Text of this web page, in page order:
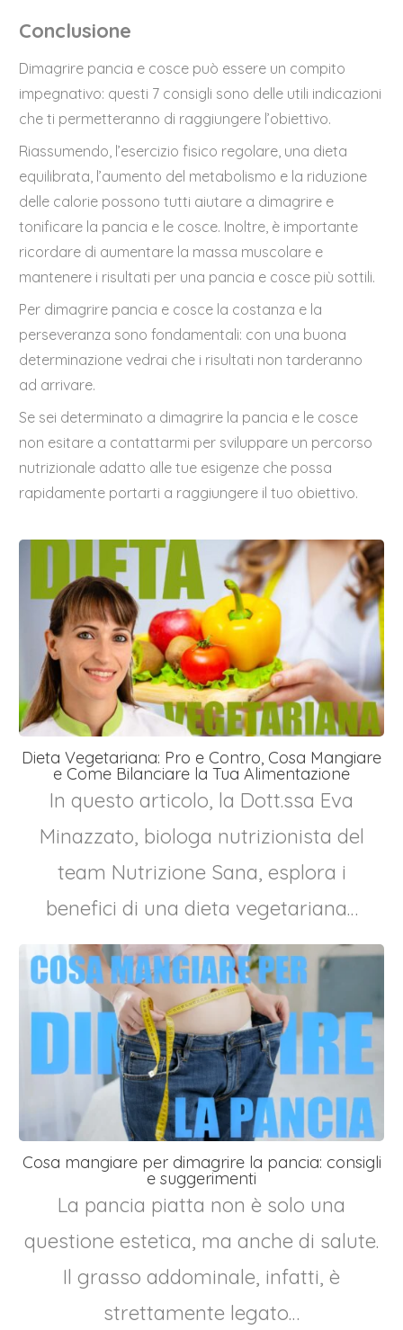
Conclusione
Dimagrire pancia e cosce può essere un compito
impegnativo: questi 7 consigli sono delle utili indicazioni
che ti permetteranno di raggiungere l’obiettivo.
Riassumendo, l’esercizio fisico regolare, una dieta
equilibrata, l’aumento del metabolismo e la riduzione
delle calorie possono tutti aiutare a dimagrire e
tonificare la pancia e le cosce. Inoltre, è importante
ricordare di aumentare la massa muscolare e
mantenere i risultati per una pancia e cosce più sottili.
Per dimagrire pancia e cosce la costanza e la
perseveranza sono fondamentali: con una buona
determinazione vedrai che i risultati non tarderanno
ad arrivare.
Se sei determinato a dimagrire la pancia e le cosce
non esitare a contattarmi per sviluppare un percorso
nutrizionale adatto alle tue esigenze che possa
rapidamente portarti a raggiungere il tuo obiettivo.
Dieta Vegetariana: Pro e Contro, Cosa Mangiare
e Come Bilanciare la Tua Alimentazione
In questo articolo, la Dott.ssa Eva
Minazzato, biologa nutrizionista del
team Nutrizione Sana, esplora i
benefici di una dieta vegetariana…
Cosa mangiare per dimagrire la pancia: consigli
e suggerimenti
La pancia piatta non è solo una
questione estetica, ma anche di salute.
Il grasso addominale, infatti, è
strettamente legato…